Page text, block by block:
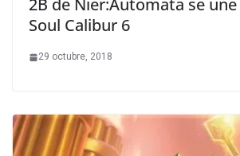
2B de Nier:Automata se
Soul Calibur 6
29 octubre, 2018